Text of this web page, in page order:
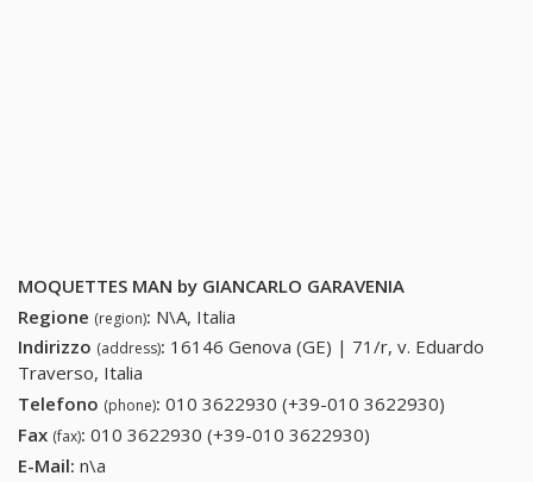
MOQUETTES MAN by GIANCARLO GARAVENIA
Regione (region): N\A, Italia
Indirizzo (address): 16146 Genova (GE) | 71/r, v. Eduardo
Traverso, Italia
Telefono (phone): 010 3622930 (+39-010 3622930)
Fax (fax): 010 3622930 (+39-010 3622930)
E-Mail: n\a